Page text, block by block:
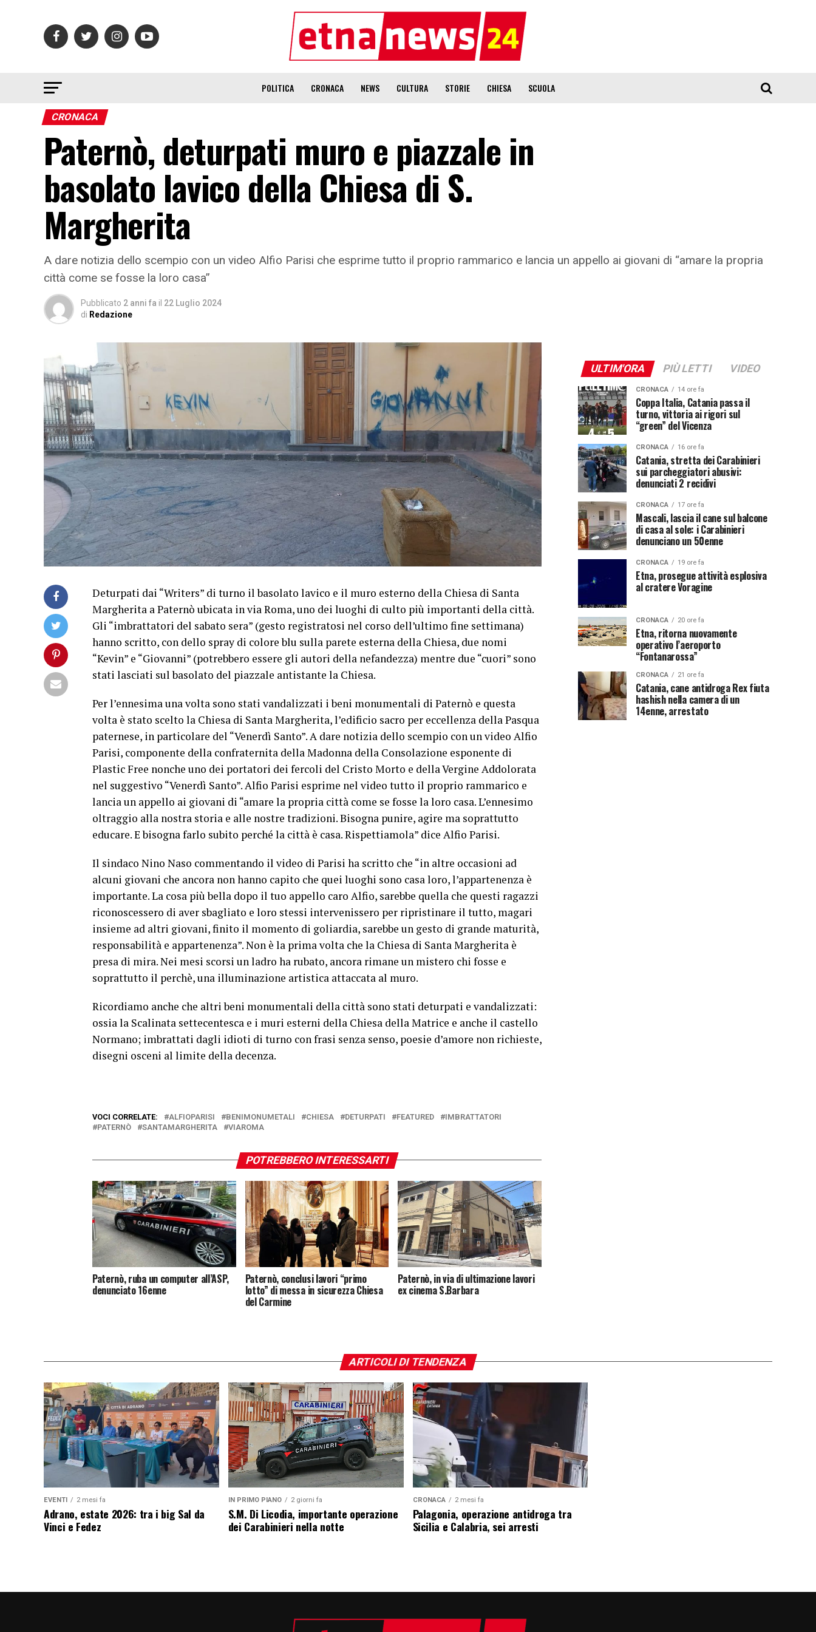
POLITICA CRONACA NEWS CULTURA STORIE CHIESA SCUOLA
CRONACA
Paternò, deturpati muro e piazzale in
basolato lavico della Chiesa di S.
Margherita
A dare notizia dello scempio con un video Alfio Parisi che esprime tutto il proprio rammarico e lancia un appello ai giovani di “amare la propria
città come se fosse la loro casa”
Pubblicato 2 anni fa il 22 Luglio 2024
di Redazione
Deturpati dai “Writers” di turno il basolato lavico e il muro esterno della Chiesa di Santa
Margherita a Paternò ubicata in via Roma, uno dei luoghi di culto più importanti della città.
Gli “imbrattatori del sabato sera” (gesto registratosi nel corso dell’ultimo fine settimana)
hanno scritto, con dello spray di colore blu sulla parete esterna della Chiesa, due nomi
“Kevin” e “Giovanni” (potrebbero essere gli autori della nefandezza) mentre due “cuori” sono
stati lasciati sul basolato del piazzale antistante la Chiesa.
Per l’ennesima una volta sono stati vandalizzati i beni monumentali di Paternò e questa
volta è stato scelto la Chiesa di Santa Margherita, l’edificio sacro per eccellenza della Pasqua
paternese, in particolare del “Venerdì Santo”. A dare notizia dello scempio con un video Alfio
Parisi, componente della confraternita della Madonna della Consolazione esponente di
Plastic Free nonche uno dei portatori dei fercoli del Cristo Morto e della Vergine Addolorata
nel suggestivo “Venerdì Santo”. Alfio Parisi esprime nel video tutto il proprio rammarico e
lancia un appello ai giovani di “amare la propria città come se fosse la loro casa. L’ennesimo
oltraggio alla nostra storia e alle nostre tradizioni. Bisogna punire, agire ma soprattutto
educare. E bisogna farlo subito perché la città è casa. Rispettiamola” dice Alfio Parisi.
Il sindaco Nino Naso commentando il video di Parisi ha scritto che “in altre occasioni ad
alcuni giovani che ancora non hanno capito che quei luoghi sono casa loro, l’appartenenza è
importante. La cosa più bella dopo il tuo appello caro Alfio, sarebbe quella che questi ragazzi
riconoscessero di aver sbagliato e loro stessi intervenissero per ripristinare il tutto, magari
insieme ad altri giovani, finito il momento di goliardia, sarebbe un gesto di grande maturità,
responsabilità e appartenenza”. Non è la prima volta che la Chiesa di Santa Margherita è
presa di mira. Nei mesi scorsi un ladro ha rubato, ancora rimane un mistero chi fosse e
soprattutto il perchè, una illuminazione artistica attaccata al muro.
Ricordiamo anche che altri beni monumentali della città sono stati deturpati e vandalizzati:
ossia la Scalinata settecentesca e i muri esterni della Chiesa della Matrice e anche il castello
Normano; imbrattati dagli idioti di turno con frasi senza senso, poesie d’amore non richieste,
disegni osceni al limite della decenza.
VOCI CORRELATE: ALFIOPARISI BENIMONUMETALI CHIESA DETURPATI FEATURED
IMBRATTATORI
PATERNÒ
SANTAMARGHERITA VIAROMA
POTREBBERO INTERESSARTI
Paternò, ruba un computer all’ASP,
denunciato 16enne
Paternò, conclusi lavori “primo
lotto” di messa in sicurezza Chiesa
del Carmine
Paternò, in via di ultimazione lavori
ex cinema S.Barbara
ULTIM'ORA PIÙ LETTI VIDEO
CRONACA 14 ore fa
Coppa Italia, Catania passa il
turno, vittoria ai rigori sul
“green” del Vicenza
CRONACA 16 ore fa
Catania, stretta dei Carabinieri
sui parcheggiatori abusivi:
denunciati 2 recidivi
CRONACA 17 ore fa
Mascali, lascia il cane sul balcone
di casa al sole: i Carabinieri
denunciano un 50enne
CRONACA 19 ore fa
Etna, prosegue attività esplosiva
al cratere Voragine
CRONACA 20 ore fa
Etna, ritorna nuovamente
operativo l’aeroporto
“Fontanarossa”
CRONACA 21 ore fa
Catania, cane antidroga Rex fiuta
hashish nella camera di un
14enne, arrestato
ARTICOLI DI TENDENZA
EVENTI 2 mesi fa
Adrano, estate 2026: tra i big Sal da
Vinci e Fedez
IN PRIMO PIANO 2 giorni fa
S.M. Di Licodia, importante operazione
dei Carabinieri nella notte
CRONACA 2 mesi fa
Palagonia, operazione antidroga tra
Sicilia e Calabria, sei arresti